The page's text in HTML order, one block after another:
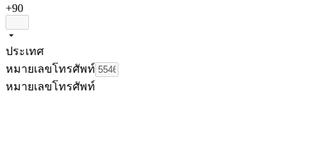
+90
ประเทศ
หมายเลขโทรศัพท์
หมายเลขโทรศัพท์